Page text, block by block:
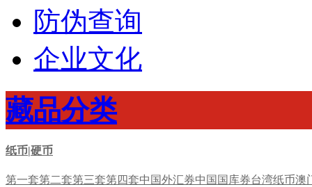
防伪查询
企业文化
藏品分类
纸币|硬币
第一套第二套第三套第四套中国外汇券中国国库券台湾纸币澳